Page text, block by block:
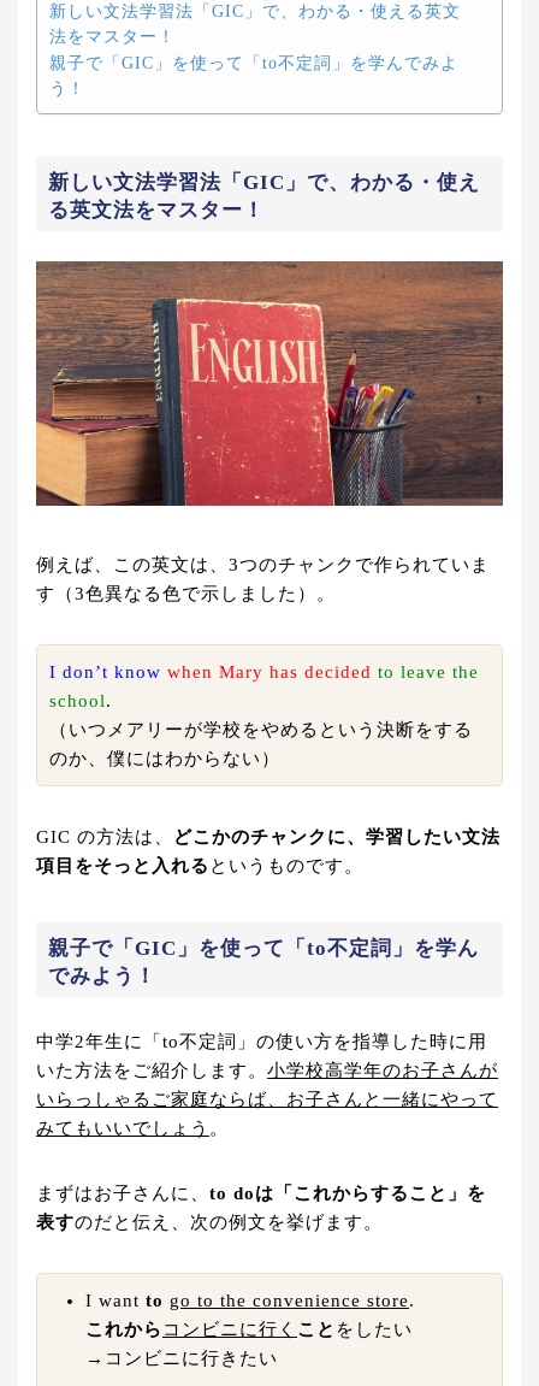
新しい文法学習法「GIC」で、わかる・使える英文
法をマスター！
親子で「GIC」を使って「to不定詞」を学んでみよ
う！
新しい文法学習法「GIC」で、わかる・使え
る英文法をマスター！
例えば、この英文は、3つのチャンクで作られていま
す（3色異なる色で示しました）。
I don’t know when Mary has decided to leave the
school.
（いつメアリーが学校をやめるという決断をする
のか、僕にはわからない）
GIC の方法は、
どこかのチャンクに、学習したい文法
項目をそっと入れる というものです。
親子で「GIC」を使って「to不定詞」を学ん
でみよう！
中学2年生に「to不定詞」の使い方を指導した時に用
いた方法をご紹介します。 小学校高学年のお子さんが
いらっしゃるご家庭ならば、お子さんと一緒にやって
みてもいいでしょう 。
まずはお子さんに、 to doは「これからすること」を
表すのだと伝え、次の例文を挙げます。
I want to go to the convenience store.
これから コンビニに行く こと をしたい
→コンビニに行きたい